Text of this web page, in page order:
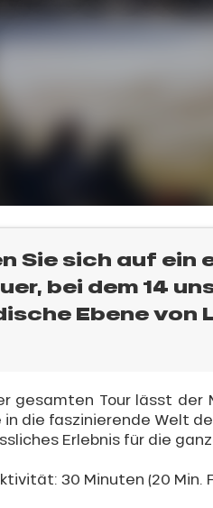
Sie sich auf ein
bei dem 14
Ebene von
gesamten Tour lässt der
die faszinierende Welt
Erlebnis für die
30 Minuten (20 Min.